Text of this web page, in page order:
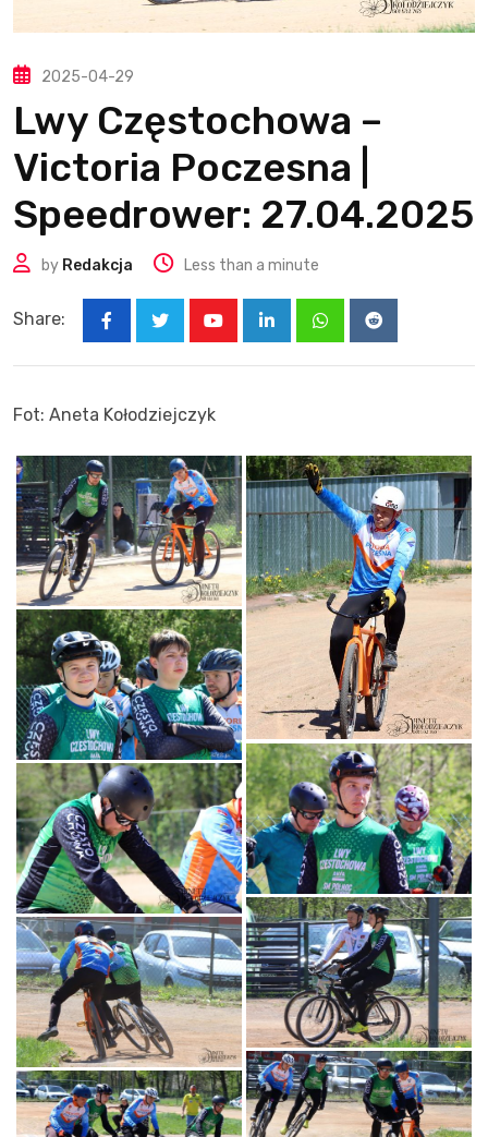
2025-04-29
Lwy Częstochowa –
Victoria Poczesna |
Speedrower: 27.04.2025
by Redakcja Less than a minute
Share:
LinkedInWhatsappReddit
Fot: Aneta Kołodziejczyk